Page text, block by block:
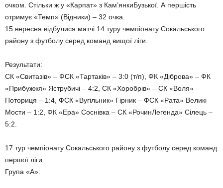
очком. Стільки ж у «Карпат» з Кам’янкиБузької. А першість
отримує «Темп» (Відники) – 32 очка.
15 вересня відбулися матчі 14 туру чемпіонату Сокальського
району з футболу серед команд вищої ліги.
Результати:
СК «Свитазів» – ФСК «Тартаків» – 3:0 (т/п), ФК «Діброва» – ФК
«Прибужжя» Яструбичі – 4:2, СК «Хоробрів» – СК «Воля»
Поториця – 1:4, ФСК «Вугільник» Гірник – ФСК «Рата» Великі
Мости – 1:2, ФК «Ера» Соснівка – СК «РочинЛегенда» Сілець –
5:2.
17 тур чемпіонату Сокальського району з футболу серед команд
першої ліги.
Група «А»: